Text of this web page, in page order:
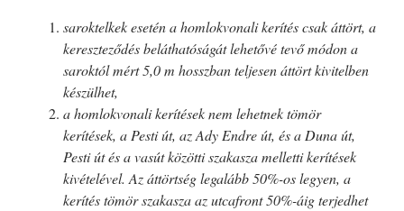
saroktelkek esetén a homlokvonali kerítés csak áttört, a
kereszteződés beláthatóságát lehetővé tevő módon a
saroktól mért 5,0 m hosszban teljesen áttört kivitelben
készülhet,
a homlokvonali kerítések nem lehetnek tömör
kerítések, a Pesti út, az Ady Endre út, és a Duna út,
Pesti út és a vasút közötti szakasza melletti kerítések
kivételével. Az áttörtséglegalább 50%-os legyen, a
kerítés tömör szakasza az utcafront 50%-áig terjedhet